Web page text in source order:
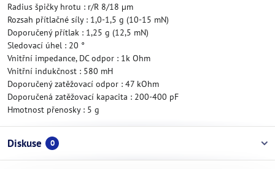
Radius špičky hrotu : r/R 8/18 µm
Rozsah přítlačné síly : 1,0-1,5 g (10-15 mN)
Doporučený přítlak : 1,25 g (12,5 mN)
Sledovací úhel : 20 °
Vnitřní impedance, DC odpor : 1k Ohm
Vnitřní indukčnost : 580 mH
Doporučený zatěžovací odpor : 47 kOhm
Doporučená zatěžovací kapacita : 200-400 pF
Hmotnost přenosky : 5 g
Diskuse 0